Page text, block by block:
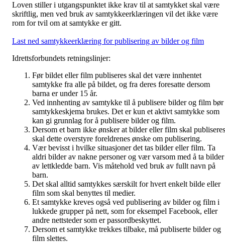
Loven stiller i utgangspunktet ikke krav til at samtykket skal være
skriftlig, men ved bruk av samtykkeerklæringen vil det ikke være
rom for tvil om at samtykke er gitt.
Last ned samtykkeerklæring for publisering av bilder og film
Idrettsforbundets retningslinjer:
Før bildet eller film publiseres skal det være innhentet
samtykke fra alle på bildet, og fra deres foresatte dersom
barna er under 15 år.
Ved innhenting av samtykke til å publisere bilder og film bør
samtykkeskjema brukes. Det er kun et aktivt samtykke som
kan gi grunnlag for å publisere bilder og film.
Dersom et barn ikke ønsker at bilder eller film skal publiseres
skal dette overstyre foreldrenes ønske om publisering.
Vær bevisst i hvilke situasjoner det tas bilder eller film. Ta
aldri bilder av nakne personer og vær varsom med å ta bilder
av lettkledde barn. Vis måtehold ved bruk av fullt navn på
barn.
Det skal alltid samtykkes særskilt for hvert enkelt bilde eller
film som skal benyttes til medier.
Et samtykke kreves også ved publisering av bilder og film i
lukkede grupper på nett, som for eksempel Facebook, eller
andre nettsteder som er passordbeskyttet.
Dersom et samtykke trekkes tilbake, må publiserte bilder og
film slettes.